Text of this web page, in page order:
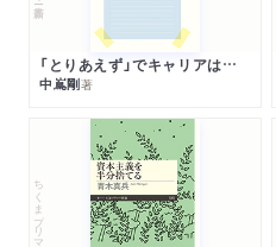
「とりあえず」でキャリアは決まる
中嶌剛著
ちくまプリマー新書